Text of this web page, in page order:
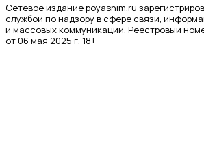
Сетевое издание poyasnim.ru
службой по надзору в сфере связи,
и массовых коммуникаций. Реестровый
от 06 мая 2025 г. 18+